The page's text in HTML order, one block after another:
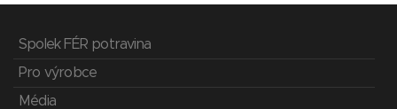
Spolek FÉR potravina
Pro výrobce
Média